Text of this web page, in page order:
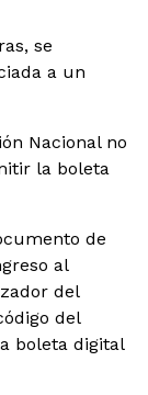
se
a un
Nacional no
la boleta
de
al
del
del
boleta digital